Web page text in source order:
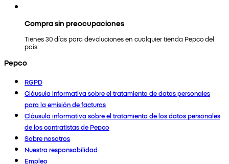
Compra sin preocupaciones
Tienes 30 días para devoluciones en cualquier tienda Pepco del
país.
Pepco
RGPD
Cláusula informativa sobre el tratamiento de datos personales
para la emisión de facturas
Cláusula informativa sobre el tratamiento de los datos personales
de los contratistas de Pepco
Sobre nosotros
Nuestra responsabilidad
Empleo